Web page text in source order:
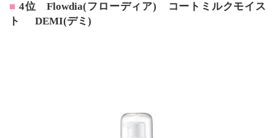
4位 Flowdia(フローディア) コートミルクモイス
ト DEMI(デミ)